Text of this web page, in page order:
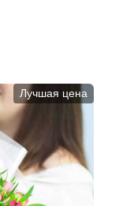
Лучшая цена